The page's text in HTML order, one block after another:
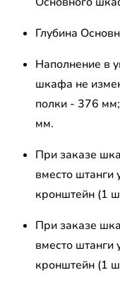
Глубина
Наполнение в
шкафа не
полки - 376
мм.
При заказе
вместо штанги
кронштейн (1
При заказе
вместо штанги
кронштейн (1